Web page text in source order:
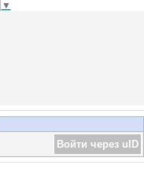
▼
Войти через uID